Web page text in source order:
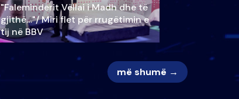
"Faleminderit Vëllai i Madh dhe të
gjithë…"/ Miri flet për rrugëtimin e
tij në BBV
më shumë →